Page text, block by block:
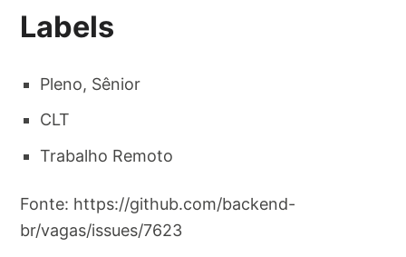
Labels
Pleno, Sênior
CLT
Trabalho Remoto
Fonte: https://github.com/backend-
br/vagas/issues/7623